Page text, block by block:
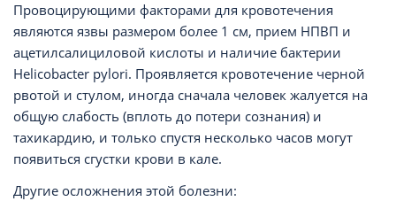
Провоцирующими факторами для кровотечения
являются язвы размером более 1 см, прием НПВП и
ацетилсалициловой кислоты и наличие бактерии
Helicobacter pylori. Проявляется кровотечение черной
рвотой и стулом, иногда сначала человек жалуется на
общую слабость (вплоть до потери сознания) и
тахикардию, и только спустя несколько часов могут
появиться сгустки крови в кале.
Другие осложнения этой болезни: